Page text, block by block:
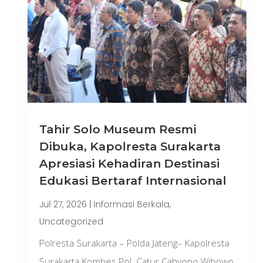
Tahir Solo Museum Resmi
Dibuka, Kapolresta Surakarta
Apresiasi Kehadiran Destinasi
Edukasi Bertaraf Internasional
Jul 27, 2026 Informasi Berkala,
Uncategorized
Polresta Surakarta – Polda Jateng– Kapolresta